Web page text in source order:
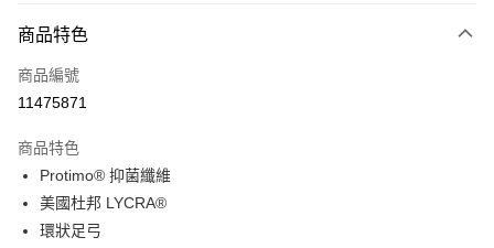
3 期 0 利率 每期
合作金庫商業銀行
上海商業儲蓄銀行
臺灣中小企業銀行
匯豐（台灣）商業銀行
聯邦商業銀行
元大商業銀行
超商取貨付款
LINE Pay
街口支付
ATM付款
商品特色
商品編號
11475871
商品特色
Protimo® 抑菌纖維
美國杜邦 LYCRA®
環狀足弓